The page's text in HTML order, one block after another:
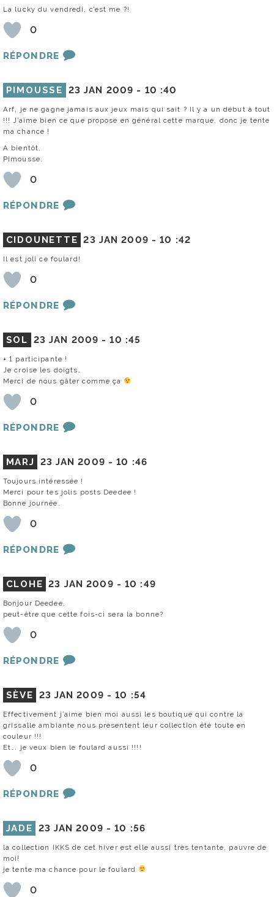
La lucky du vendredi, c’est me ?!
0
RÉPONDRE
PIMOUSSE 23 JAN 2009 - 10 :40
Arf, je ne gagne jamais aux jeux mais qui sait ? Il y a un début à tout
!!! J’aime bien ce que propose en général cette marque, donc je tente
ma chance !
A bientôt,
Pimousse.
0
RÉPONDRE
CIDOUNETTE 23 JAN 2009 -10 :42
Il est joli ce foulard!
0
RÉPONDRE
SOL 23 JAN 2009 -10 :45
+ 1 participante !
Je croise les doigts…
Merci de nous gâter comme ça
0
RÉPONDRE
MARJ 23 JAN 2009 -10 :46
Toujours intéressée !
Merci pour tes jolis posts Deedee !
Bonne journée.
0
RÉPONDRE
CLOHE 23 JAN 2009 -10 :49
Bonjour Deedee,
peut-être que cette fois-ci sera la bonne?
0
RÉPONDRE
SÈVE 23 JAN 2009 -10 :54
Effectivement j’aime bien moi aussi les boutique qui contre la
grissalle ambiante nous presentent leur collection été toute en
couleur !!!
Et…. je veux bien le foulard aussi !!!!
0
RÉPONDRE
JADE 23 JAN 2009 -10 :56
la collection IKKS de cet hiver est elle aussi très tentante, pauvre de
moi!
je tente ma chance pour le foulard
0